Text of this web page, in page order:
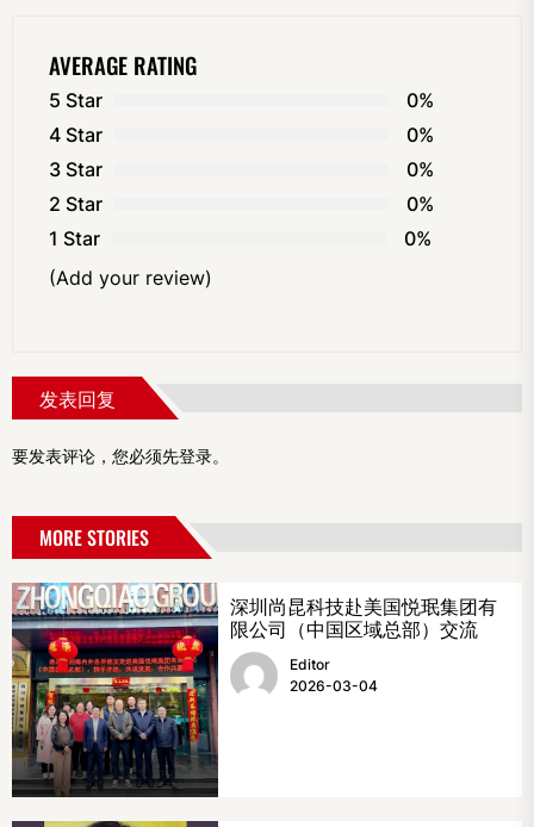
AVERAGE RATING
5 Star
0%
4 Star
0%
3 Star
0%
2 Star
0%
1 Star
0%
(Add your review)
发表回复
要发表评论，您必须先登录。
MORE STORIES
深圳尚昆科技赴美国悦珉集团有
限公司（中国区域总部）交流
Editor
2026-03-04